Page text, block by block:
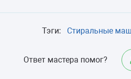
Тэги: Стиральные
Ответ мастера помог?